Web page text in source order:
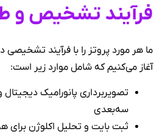
فرآیند تشخیص و
ما هر مورد پروتز را با فرآیند
آغاز می‌کنیم که شامل موارد زیر است:
سه‌بعدی
ثبت بایت و تحلیل اکلوژن برای